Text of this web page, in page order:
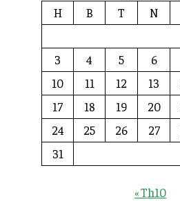
H
B T N
3
4 5 6
10
11 12 13
17
18 19 20
24
25 26 27
31
« Th10